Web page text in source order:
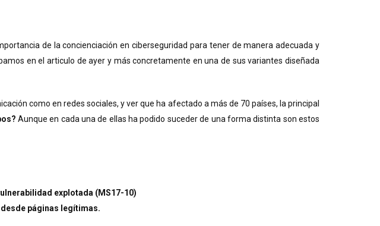
de la concienciación en ciberseguridad para tener de manera adecuada y
en el articulo de ayer y más concretamente en una de sus variantes diseñada
como en redes sociales, y ver que ha afectado a más de 70 países, la principal
Aunque en cada una de ellas ha podido suceder de una forma distinta son estos
explotada (MS17-10)
páginas legítimas.